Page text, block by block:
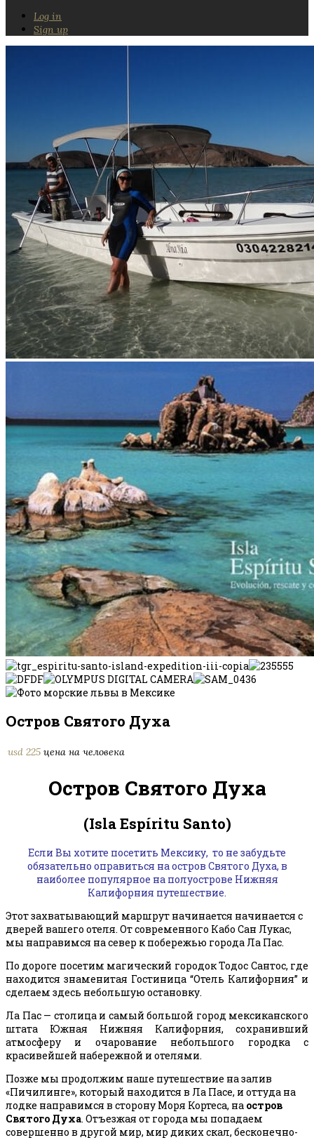
Log in
Sign up
Остров Святого Духа
usd 225 цена на человека
Остров Святого Духа
(Isla Espíritu Santo)
Если Вы хотите посетить Мексику, то не забудьте
обязательно оправиться на остров Святого Духа, в
наиболее популярное на полуострове Нижняя
Калифорния путешествие.
Этот захватывающий маршрут начинается начинается с
дверей вашего отеля. От современного Кабо Сан Лукас,
мы направимся на север к побережью города Ла Пас.
По дороге посетим магический городок Тодос Сантос, где
находится знаменитая Гостиница “Отель Калифорния” и
сделаем здесь небольшую остановку.
Ла Пас — столица и самый большой город мексиканского
штата Южная Нижняя Калифорния, сохранивший
атмосферу и очарование небольшого городка с
красивейшей набережной и отелями.
Позже мы продолжим наше путешествие на залив
«Пичилинге», который находится в Ла Пасе, и оттуда на
лодке направимся в сторону Моря Кортеса, на остров
Святого Духа. Отъезжая от города мы попадаем
совершенно в другой мир, мир диких скал, бесконечно-